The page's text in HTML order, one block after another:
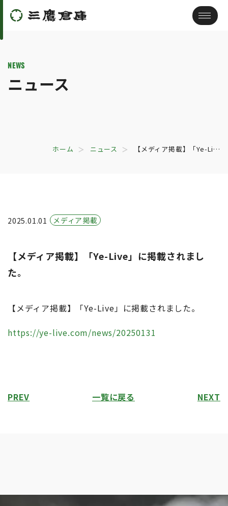
NEWS
ニュース
ホーム ニュース 【メディア掲載】「Ye-Li…
2025.01.01 メディア掲載
【メディア掲載】「Ye-Live」に掲載されまし
た。
【メディア掲載】「Ye-Live」に掲載されました。
https://ye-live.com/news/20250131
PREV 一覧に戻る NEXT